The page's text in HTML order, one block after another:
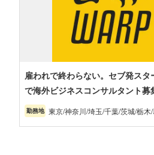
雇われで終わらない。セブ発スタ
で海外ビジネスコンサルタント募
勤務地 東京/神奈川/埼玉/千葉/茨城/栃木